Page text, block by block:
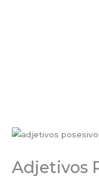
Adjetivos